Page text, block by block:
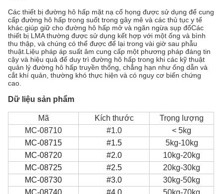
Các thiết bị đường hô hấp mặt nạ cổ họng được sử dụng để cung
cấp đường hô hấp trong suốt trong gây mê và các thủ tục y tế
khác.giúp giữ cho đường hô hấp mở và ngăn ngừa sụp đổCác
thiết bị LMA thường được sử dụng kết hợp với một ống và bình
thu thập, và chúng có thể được để lại trong vài giờ sau phẫu
thuật.Liệu pháp áp suất âm cung cấp một phương pháp đáng tin
cậy và hiệu quả để duy trì đường hô hấp trong khi các kỹ thuật
quản lý đường hô hấp truyền thống, chẳng hạn như ống dẫn và
cắt khí quản, thường khó thực hiện và có nguy cơ biến chứng
cao.
Dữ liệu sản phẩm
Mã Kích thước
Trọng lượng
MC-08710
#1.0
< 5kg
MC-08715
#1.5
5kg-10kg
MC-08720
#2.0
10kg-20kg
MC-08725
#2.5
20kg-30kg
MC-08730
#3.0
30kg-50kg
MC-08740
#4.0
50kg-70kg